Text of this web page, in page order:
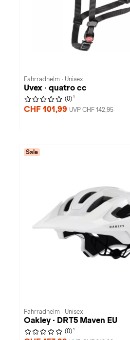
Fahrradhelm · Unisex
Uvex · quatro cc
(0) 1
CHF 101,99 UVP CHF 142,95
Sale
Fahrradhelm · Unisex
Oakley · DRT5 Maven EU
(0) 1